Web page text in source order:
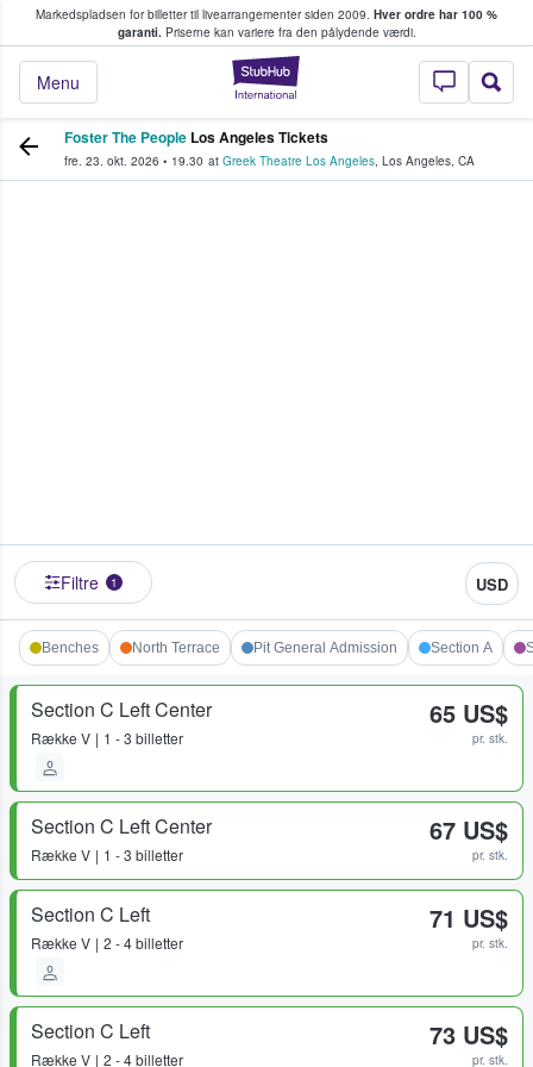
Markedspladsen for billetter til livearrangementer siden 2009. Hver ordre har 100 %
garanti.Priserne kan variere fra den pålydende værdi.
StubHub - Hvor
Menu
køber og sælger billetter
Foster The People Los Angeles Tickets
fre. 23. okt. 2026 • 19.30 at Greek Theatre Los Angeles, Los Angeles, CA
Filtre 1 USD
Benches North Terrace Pit General Admission Section A
Section C Left Center
Række V 1 - 3 billetter
65 US$
pr. stk.
Section C Left Center
Række V 1 - 3 billetter
67 US$
pr. stk.
Section C Left
Række V 2 - 4 billetter
71 US$
pr. stk.
Section C Left
Række V 2 - 4 billetter
73 US$
pr. stk.